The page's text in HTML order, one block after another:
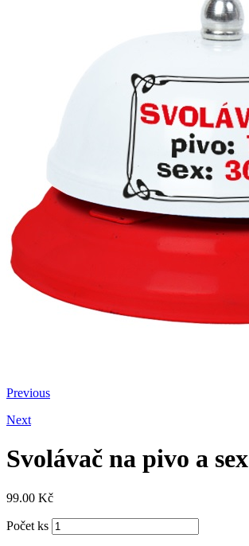
Previous
Next
Svolávač na pivo a sex
99.00 Kč
Počet ks